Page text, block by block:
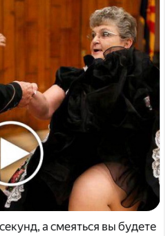
а смеяться вы будете